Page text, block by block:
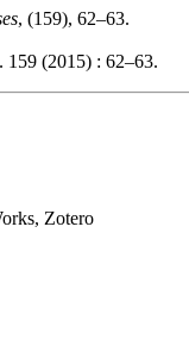
, (159), 62–63.
159 (2015) : 62–63.
Zotero